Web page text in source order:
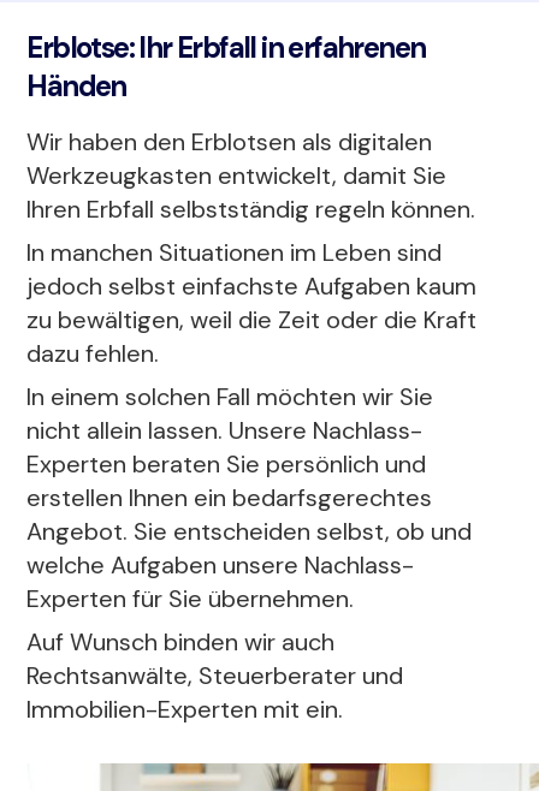
Erblotse: Ihr Erbfall in erfahrenen
Händen
Wir haben den Erblotsen als digitalen
Werkzeugkasten entwickelt, damit Sie
Ihren Erbfall selbstständig regeln können.
In manchen Situationen im Leben sind
jedoch selbst einfachste Aufgaben kaum
zu bewältigen, weil die Zeit oder die Kraft
dazu fehlen.
In einem solchen Fall möchten wir Sie
nicht allein lassen. Unsere Nachlass-
Experten beraten Sie persönlich und
erstellen Ihnen ein bedarfsgerechtes
Angebot. Sie entscheiden selbst, ob und
welche Aufgaben unsere Nachlass-
Experten für Sie übernehmen.
Auf Wunsch binden wir auch
Rechtsanwälte, Steuerberater und
Immobilien-Experten mit ein.